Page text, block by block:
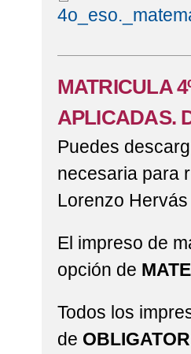
MATRICULA
APLICADAS.
Puedes
necesaria para
Lorenzo
El impreso de
opción de
Todos los
de